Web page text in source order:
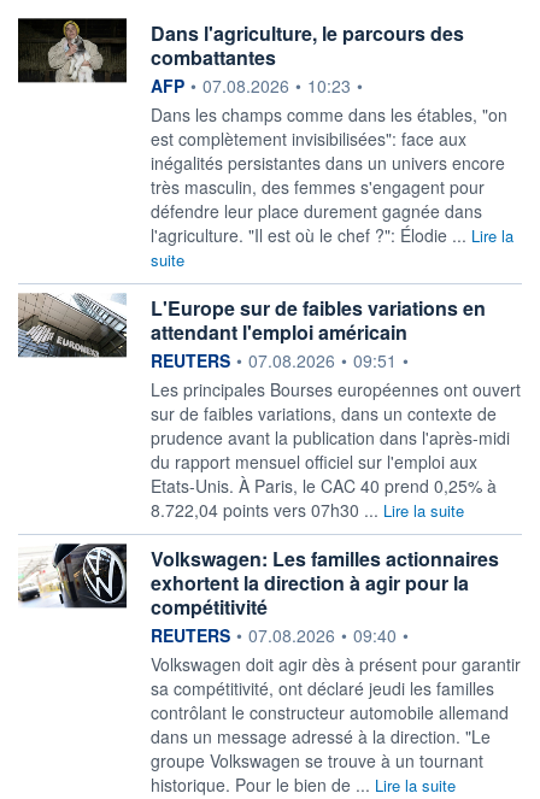
Dans l'agriculture, le parcours des
combattantes
information fournie par
AFP • 07.08.2026 • 10:23 •
Dans les champs comme dans les étables, "on
est complètement invisibilisées": face aux
inégalités persistantes dans un univers encore
très masculin, des femmes s'engagent pour
défendre leur place durement gagnée dans
l'agriculture. "Il est où le chef ?": Élodie ... Lire la
suite
L'Europe sur de faibles variations en
attendant l'emploi américain
information fournie par
REUTERS • 07.08.2026 • 09:51 •
Les principales Bourses européennes ont ouvert
sur de faibles variations, ‌dans un contexte de
prudence avant la publication dans l'après-midi
du rapport mensuel officiel sur l'emploi aux
Etats-Unis. À Paris, le CAC 40 prend ​0,25% à
8.722,04 points vers 07h30 ... Lire la suite
Volkswagen: Les familles actionnaires
exhortent la direction à agir pour la
compétitivité
information fournie par
REUTERS • 07.08.2026 • 09:40 •
Volkswagen doit ‌agir dès à présent pour garantir
sa ​compétitivité, ont déclaré jeudi les familles
contrôlant le constructeur automobile allemand
dans un message adressé à la ​direction. "Le
groupe Volkswagen se trouve à un tournant
historique. Pour ​le bien de ... Lire la suite